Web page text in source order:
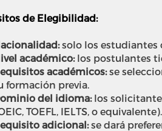
de Elegibilidad:
solo los estudiantes
académico:los postulantes
académicos: se
formación previa.
del idioma:los
TOEFL, IELTS, o equivalente).
adicional: se dará